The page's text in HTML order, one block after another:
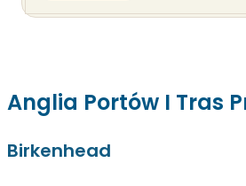
Anglia Portów I Tras
Birkenhead